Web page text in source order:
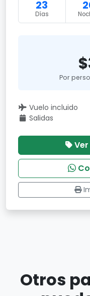
23
Días
Por
Vuelo incluido
Salidas
Otros